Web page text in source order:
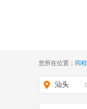
您所在位置： 同
汕头